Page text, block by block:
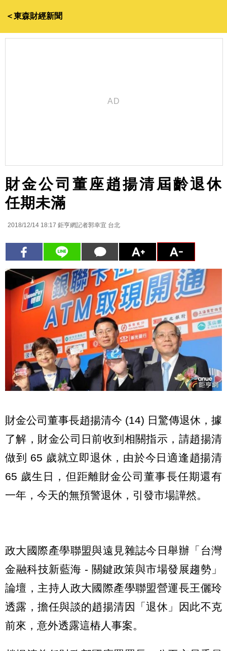
＜東森財經新聞
財金公司董座趙揚清屆齡退休
任期未滿
2018/12/14 18:17 鉅亨網記者郭幸宜 台北
財金公司董事長趙揚清今 (14) 日驚傳退休，據
了解，財金公司日前收到相關指示，請趙揚清
做到 65 歲就立即退休，由於今日適逢趙揚清
65 歲生日，但距離財金公司董事長任期還有
一年，今天的無預警退休，引發市場譁然。
政大國際產學聯盟與遠見雜誌今日舉辦「台灣
金融科技新藍海 - 關鍵政策與市場發展趨勢」
論壇，主持人政大國際產學聯盟營運長王儷玲
透露，擔任與談的趙揚清因「退休」因此不克
前來，意外透露這樁人事案。